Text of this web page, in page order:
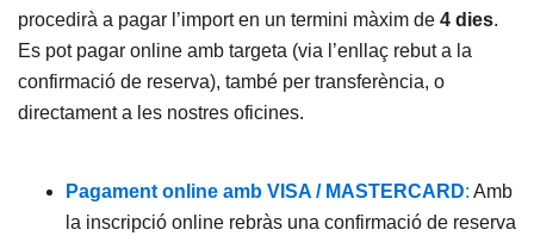
procedirà a pagar l’import en un termini màxim de 4 dies.
Es pot pagar online amb targeta (via l’enllaç rebut a la
confirmació de reserva), també per transferència, o
directament a les nostres oficines.
Pagament online amb VISA / MASTERCARD: Amb
la inscripció online rebràs una confirmació de reserva